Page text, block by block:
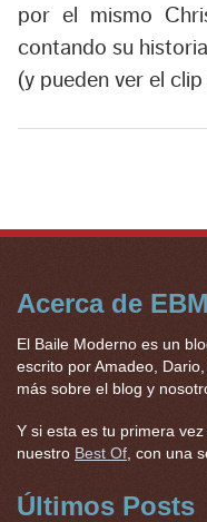
por el mismo
contando su historia
(y pueden ver el
Acerca de EBM
El Baile Moderno es un
escrito por Amadeo,
más sobre el blog y
Y si esta es tu primera
nuestro Best Of , con una
Últimos Posts